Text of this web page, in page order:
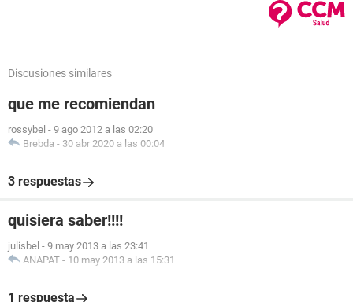
Discusiones similares
que me recomiendan
rossybel - 9 ago 2012 a las 02:20
Brebda - 30 abr 2020 a las 00:04
3 respuestas
quisiera saber!!!!
julisbel - 9 may 2013 a las 23:41
ANAPAT - 10 may 2013 a las 15:31
1 respuesta